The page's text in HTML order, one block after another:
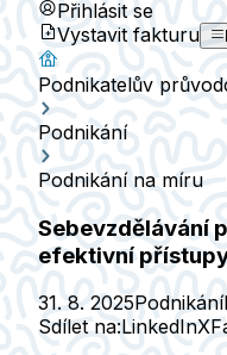
Přihlásit se
Vystavit fakturu
Podnikatelův
Podnikání
Podnikání na míru
Sebevzdělávání
efektivní
31. 8. 2025Podnikání
Sdílet na:LinkedInX